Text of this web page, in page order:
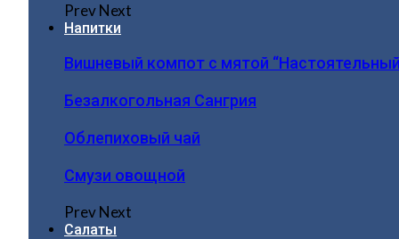
PrevNext
Напитки
Вишневый компот с мятой
Безалкогольная Сангрия
Облепиховый чай
Смузи овощной
PrevNext
Салаты